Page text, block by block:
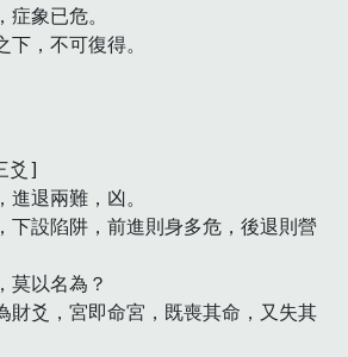
象已危。
，不可復得。
爻]
退兩難，凶。
下設陷阱，前進則身多危，後退則營
莫以名為？
財爻，宮即命宮，既喪其命，又失其